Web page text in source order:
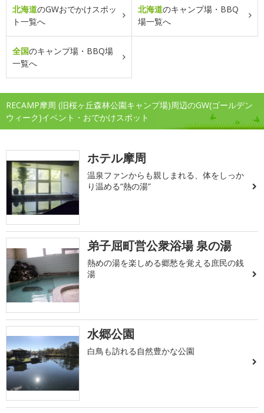
北海道のGWおでかけスポッ
ト一覧へ
北海道のキャンプ場・BBQ
場一覧へ
全国のキャンプ場・BBQ場
一覧へ
RECAMP摩周 (旧桜ヶ丘森林公園キャンプ場)周辺のGW(ゴールデン
ウィーク)イベント・おでかけスポット
ホテル摩周
温泉ファンからも親しまれる、体をしっか
り温める“熱の湯”
弟子屈町営公衆浴場 泉の湯
熱めの湯を楽しめる郷愁を覚える庶民の銭
湯
水郷公園
白鳥も訪れる自然豊かな公園